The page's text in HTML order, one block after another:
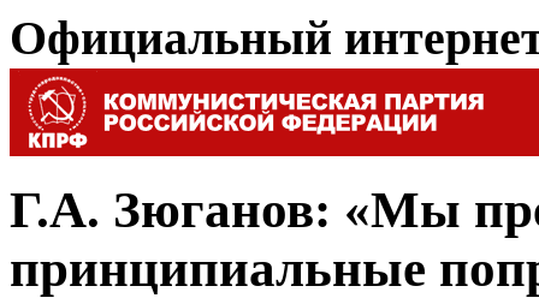
Официальный
Г.А. Зюганов: «Мы
принципиальные